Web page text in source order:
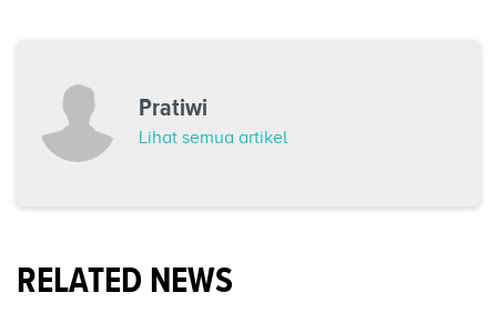
Pratiwi
Lihat semua artikel
RELATED NEWS